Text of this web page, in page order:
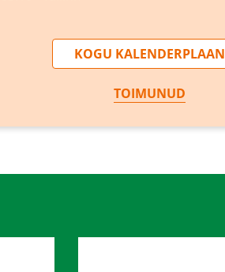
KOGU KALENDERPLAAN
TOIMUNUD